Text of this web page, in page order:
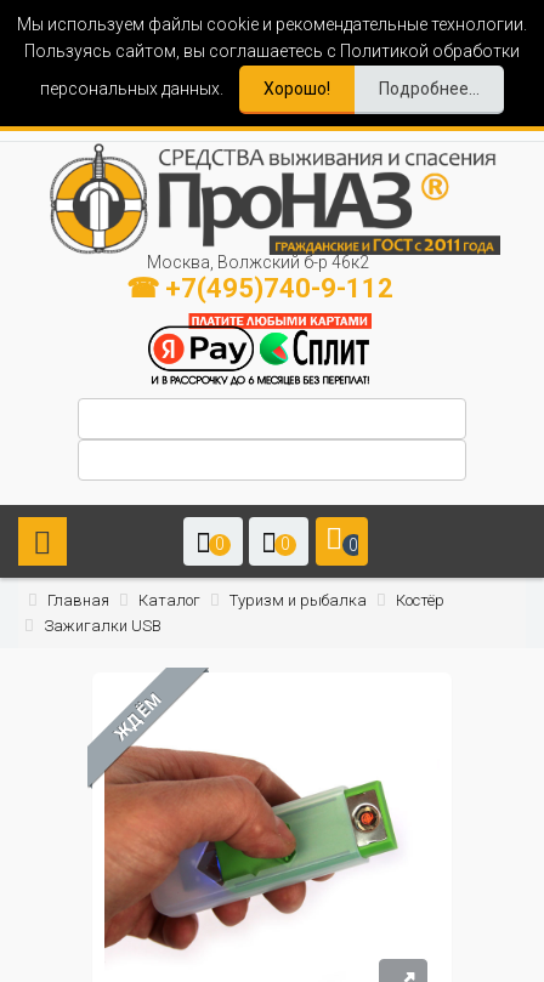
Мы используем файлы cookie и рекомендательные технологии.
Пользуясь сайтом, вы соглашаетесь с Политикой обработки
персональных данных.
Хорошо! Подробнее...
Москва, Волжский б-р 46к2
☎ +7(495)740-9-112
0 0 0
Главная Каталог Туризм и рыбалка
Костёр
Зажигалки USB
ЖДЁМ